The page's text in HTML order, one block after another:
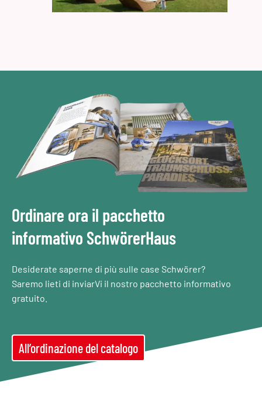
Ordinare ora il pacchetto
informativo SchwörerHaus
Desiderate saperne di più sulle case Schwörer?
Saremo lieti di inviarVi il nostro pacchetto informativo
gratuito.
All’ordinazione del catalogo